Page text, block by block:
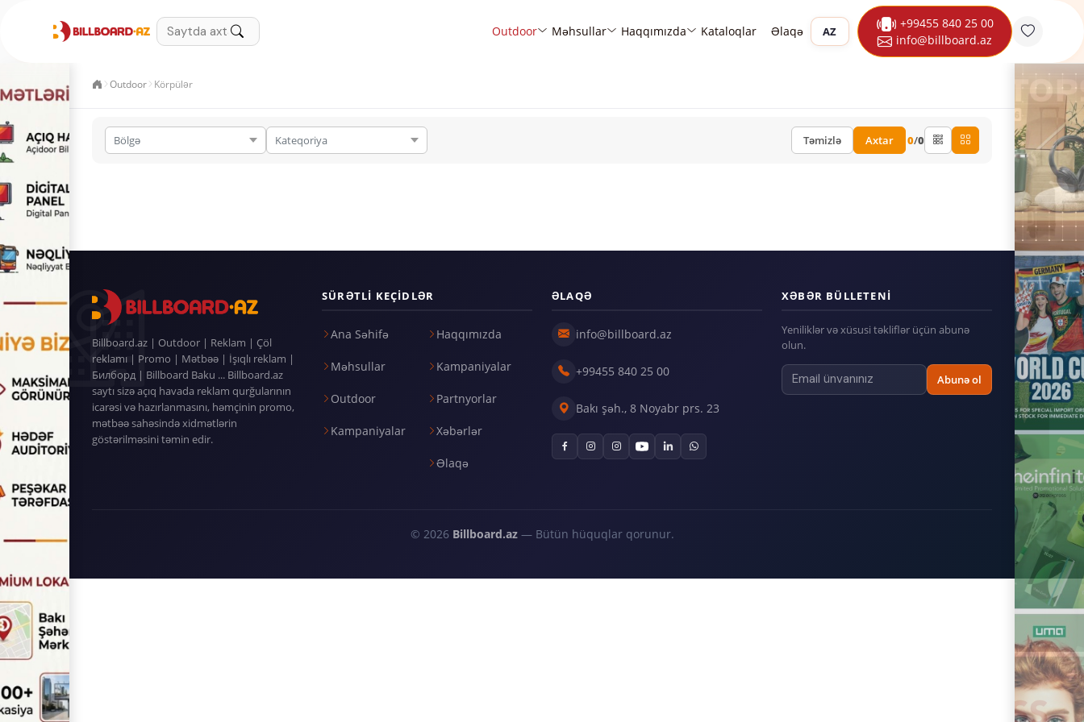
Outdoor Məhsullar Haqqımızda Kataloqlar Əlaqə AZ
+99455 840 25 00
info@billboard.az
Outdoor Körpülər
Təmizlə Axtar 0/0
Billboard.az | Outdoor | Reklam | Çöl
reklamı | Promo | Mətbəə | İşıqlı reklam |
Билборд | Billboard Baku ... Billboard.az
saytı sizə açıq havada reklam qurğularının
icarəsi və hazırlanmasını, həmçinin promo,
mətbəə sahəsində xidmətlərin
göstərilməsini təmin edir.
SÜRƏTLI KEÇIDLƏR
Ana Səhifə
Məhsullar
Outdoor
Kampaniyalar
Haqqımızda
Kampaniyalar
Partnyorlar
Xəbərlər
Əlaqə
ƏLAQƏ
info@billboard.az
+99455 840 25 00
Bakı şəh., 8 Noyabr prs. 23
XƏBƏR BÜLLETENI
Yeniliklər və xüsusi təkliflər üçün abunə
olun.
Abunə ol
© 2026 Billboard.az— Bütün hüquqlar qorunur.